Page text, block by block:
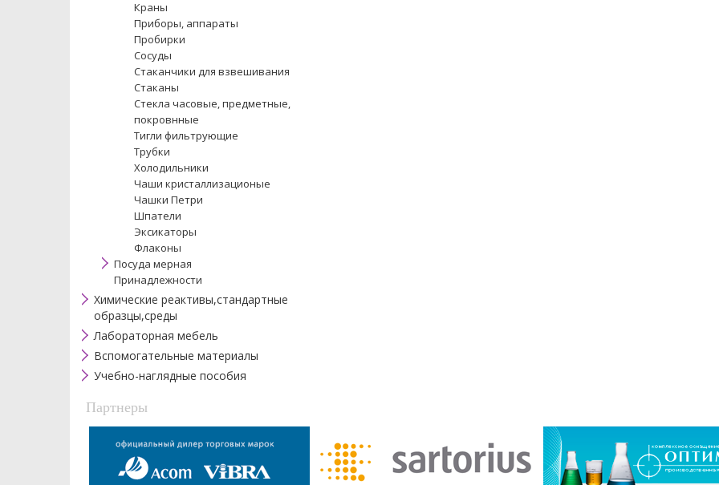
Краны
Приборы, аппараты
Пробирки
Сосуды
Стаканчики для взвешивания
Стаканы
Стекла часовые, предметные,
покровнные
Тигли фильтрующие
Трубки
Холодильники
Чаши кристаллизационые
Чашки Петри
Шпатели
Эксикаторы
Флаконы
Посуда мерная
Принадлежности
Химические реактивы,стандартные
образцы,среды
Лабораторная мебель
Вспомогательные материалы
Учебно-наглядные пособия
Партнеры